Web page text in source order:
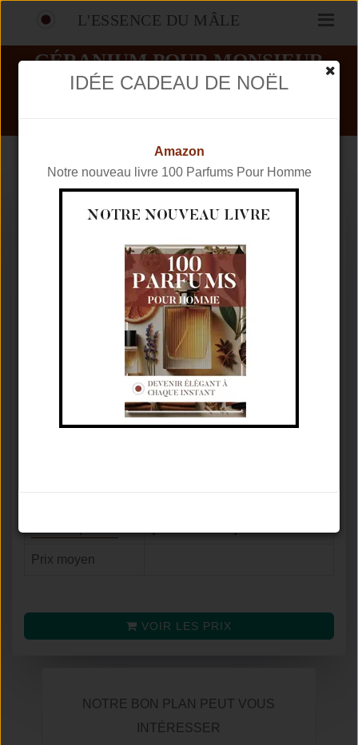
L'ESSENCE DU MÂLE
GÉRANIUM POUR MONSIEUR
AVIS
FREDERIC MALLE
Eau De Parfum♂
Famille olfactive Aromatique Épicé
Prix moyen
VOIR LES PRIX
NOTRE BON PLAN PEUT VOUS
INTÉRESSER
IDÉE CADEAU DE NOËL
Amazon
Notre nouveau livre 100 Parfums Pour Homme